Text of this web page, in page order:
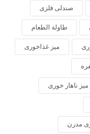
صندلی فلزی
طاولة الطعام
میز غذاخوری
میز ناهار خوری
مدرن